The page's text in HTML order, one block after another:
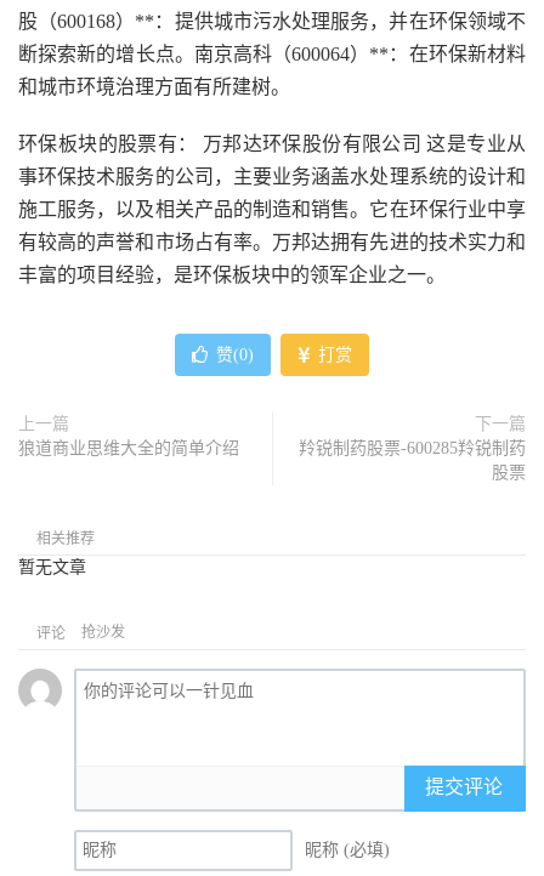
股（600168）**：提供城市污水处理服务，并在环保领域不
断探索新的增长点。南京高科（600064）**：在环保新材料
和城市环境治理方面有所建树。
环保板块的股票有： 万邦达环保股份有限公司 这是专业从
事环保技术服务的公司，主要业务涵盖水处理系统的设计和
施工服务，以及相关产品的制造和销售。它在环保行业中享
有较高的声誉和市场占有率。万邦达拥有先进的技术实力和
丰富的项目经验，是环保板块中的领军企业之一。
赞(0) 打赏
上一篇
狼道商业思维大全的简单介绍
下一篇
羚锐制药股票-600285羚锐制药
股票
相关推荐
暂无文章
评论 抢沙发
提交评论
昵称 (必填)